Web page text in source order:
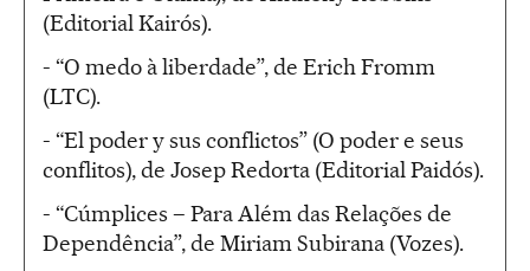
(Editorial Kairós).
- “O medo à liberdade”, de Erich Fromm
(LTC).
- “El poder y sus conflictos” (O poder e seus
conflitos), de Josep Redorta (Editorial Paidós).
- “Cúmplices – Para Além das Relações de
Dependência”, de Miriam Subirana (Vozes).